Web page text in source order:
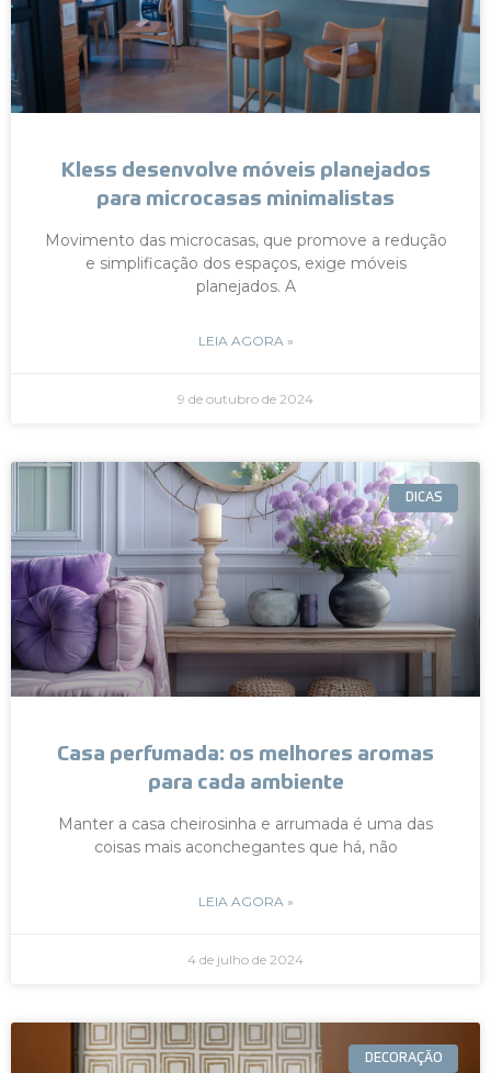
Kless desenvolve móveis planejados
para microcasas minimalistas
Movimento das microcasas, que promove a redução
e simplificação dos espaços, exige móveis
planejados. A
LEIA AGORA »
9 de outubro de 2024
DICAS
Casa perfumada: os melhores aromas
para cada ambiente
Manter a casa cheirosinha e arrumada é uma das
coisas mais aconchegantes que há, não
LEIA AGORA »
4 de julho de 2024
DECORAÇÃO